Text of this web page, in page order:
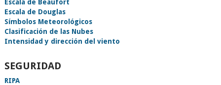
Escala de Beaufort
Escala de Douglas
Símbolos Meteorológicos
Clasificación de las Nubes
Intensidad y dirección del viento
SEGURIDAD
RIPA